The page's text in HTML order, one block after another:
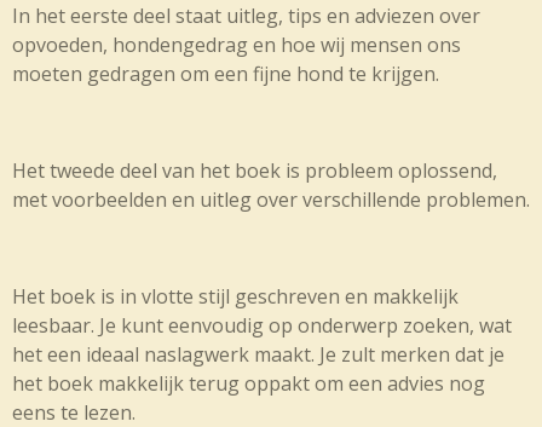
In het eerste deel staat uitleg, tips en adviezen over
opvoeden, hondengedrag en hoe wij mensen ons
moeten gedragen om een fijne hond te krijgen.
Het tweede deel van het boek is probleem oplossend,
met voorbeelden en uitleg over verschillende problemen.
Het boek is in vlotte stijl geschreven en makkelijk
leesbaar. Je kunt eenvoudig op onderwerp zoeken, wat
het een ideaal naslagwerk maakt. Je zult merken dat je
het boek makkelijk terug oppakt om een advies nog
eens te lezen.